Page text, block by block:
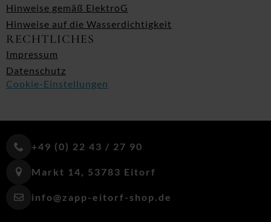
Hinweise gemäß ElektroG
Hinweise auf die Wasserdichtigkeit
RECHTLICHES
Impressum
Datenschutz
Cookie-Einstellungen
+49 (0) 22 43 / 27 90
Markt 14, 53783 Eitorf
info@zapp-eitorf-shop.de